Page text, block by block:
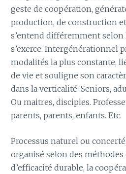
geste de coopération,
production, de construction
s’entend différemment selon
s’exerce. Intergénérationnel
modalités la plus constante,
de vie et souligne son
dans la verticalité. Seniors,
Ou maitres, disciples.
parents, parents, enfants. Etc.
Processus naturel ou
organisé selon des méthodes
d’efficacité durable, la